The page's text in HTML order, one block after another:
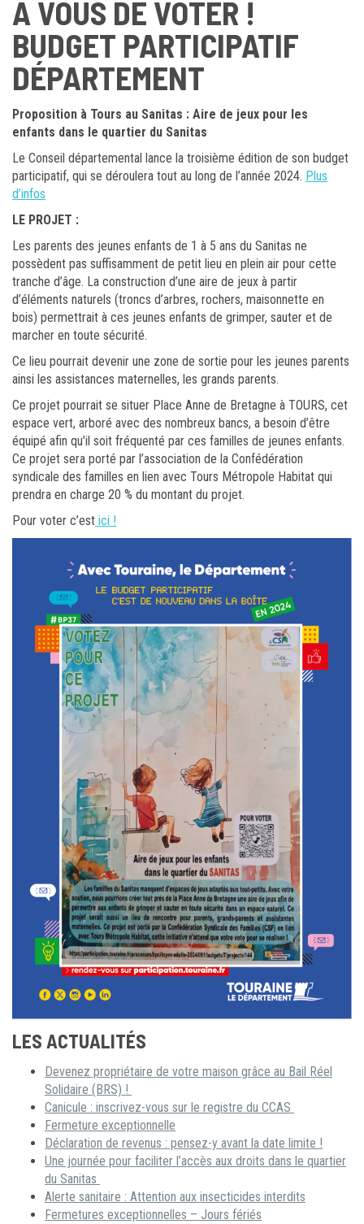
A VOUS DE VOTER !
BUDGET PARTICIPATIF
DÉPARTEMENT
Proposition à Tours au Sanitas : Aire de jeux pour les
enfants dans le quartier du Sanitas
Le Conseil départemental lance la troisième édition de son budget
participatif, qui se déroulera tout au long de l’année 2024. Plus
d’infos
LE PROJET :
Les parents des jeunes enfants de 1 à 5 ans du Sanitas ne
possèdent pas suffisamment de petit lieu en plein air pour cette
tranche d’âge. La construction d’une aire de jeux à partir
d’éléments naturels (troncs d’arbres, rochers, maisonnette en
bois) permettrait à ces jeunes enfants de grimper, sauter et de
marcher en toute sécurité.
Ce lieu pourrait devenir une zone de sortie pour les jeunes parents
ainsi les assistances maternelles, les grands parents.
Ce projet pourrait se situer Place Anne de Bretagne à TOURS, cet
espace vert, arboré avec des nombreux bancs, a besoin d’être
équipé afin qu’il soit fréquenté par ces familles de jeunes enfants.
Ce projet sera porté par l’association de la Confédération
syndicale des familles en lien avec Tours Métropole Habitat qui
prendra en charge 20 % du montant du projet.
Pour voter c’est ici !
LES ACTUALITÉS
Devenez propriétaire de votre maison grâce au Bail Réel
Solidaire (BRS) !
Canicule : inscrivez-vous sur le registre du CCAS
Fermeture exceptionnelle
Déclaration de revenus : pensez-y avant la date limite !
Une journée pour faciliter l’accès aux droits dans le quartier
du Sanitas
Alerte sanitaire : Attention aux insecticides interdits
Fermetures exceptionnelles – Jours fériés